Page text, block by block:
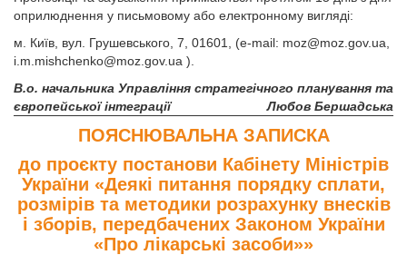
оприлюднення у письмовому або електронному вигляді:
м. Київ, вул. Грушевського, 7, 01601, (e-mail: moz@moz.gov.ua
i.m.mishchenko@moz.gov.ua ).
В.о. начальника Управління стратегічного планування та
європейської інтеграції
Любов Бершадська
ПОЯСНЮВАЛЬНА ЗАПИСКА
до проєкту постанови Кабінету Міністрів
України «Деякі питання порядку сплати,
розмірів та методики розрахунку внесків
і зборів, передбачених Законом України
«Про лікарські засоби»»